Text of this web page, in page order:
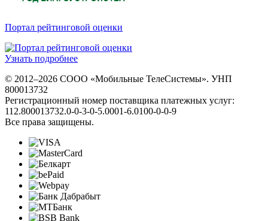
Портал рейтинговой оценки
Узнать подробнее
© 2012–2026 СООО «Мобильные ТелеСистемы». УНП
800013732
Регистрационный номер поставщика платежных услуг:
112.800013732.0-0-3-0-5.0001-6.0100-0-0-9
Все права защищены.